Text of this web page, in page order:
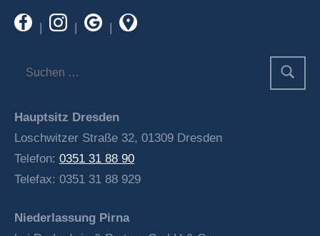
| | |
Hauptsitz Dresden
Loschwitzer Straße 32, 01309 Dresden
Telefon: 0351 31 88 90
Telefax: 0351 31 88 929
Niederlassung Pirna